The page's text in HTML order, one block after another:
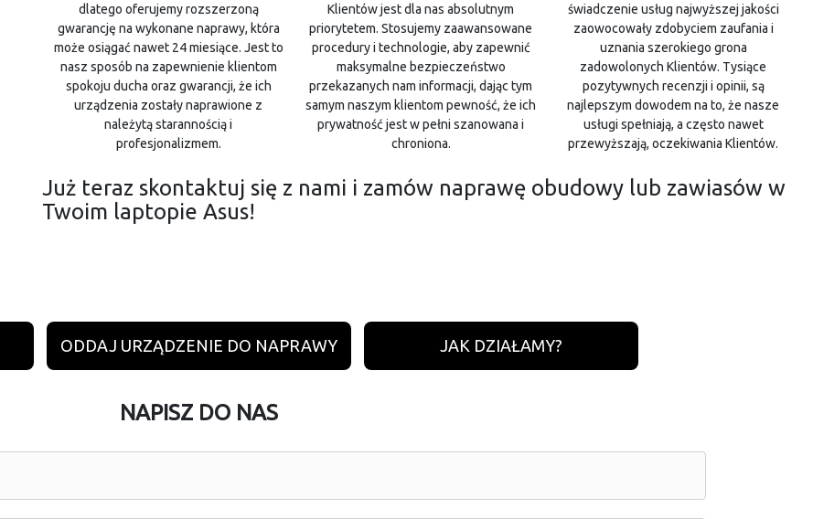
dlatego oferujemy rozszerzoną
gwarancję na wykonane naprawy, która
może osiągać nawet 24 miesiące. Jest to
nasz sposób na zapewnienie klientom
spokoju ducha oraz gwarancji, że ich
urządzenia zostały naprawione z
należytą starannością i
profesjonalizmem.
Klientów jest dla nas absolutnym
priorytetem. Stosujemy zaawansowane
procedury i technologie, aby zapewnić
maksymalne bezpieczeństwo
przekazanych nam informacji, dając tym
samym naszym klientom pewność, że ich
prywatność jest w pełni szanowana i
chroniona.
świadczenie usług najwyższej jakości
zaowocowały zdobyciem zaufania i
uznania szerokiego grona
zadowolonych Klientów. Tysiące
pozytywnych recenzji i opinii, są
najlepszym dowodem na to, że nasze
usługi spełniają, a często nawet
przewyższają, oczekiwania Klientów.
Już teraz skontaktuj się z nami i zamów naprawę obudowy lub zawiasów w
Twoim laptopie Asus!
ODDAJ URZĄDZENIE DO NAPRAWY JAK DZIAŁAMY?
NAPISZ DO NAS